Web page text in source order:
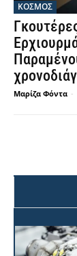
ΚΟΣΜΟΣ
Μαρίζα Φόντα -